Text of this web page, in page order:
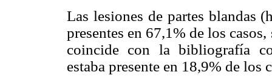
Las lesiones de partes blandas
presentes en 67,1% de los
coincide con la bibliografía
estaba presente en 18,9% de los